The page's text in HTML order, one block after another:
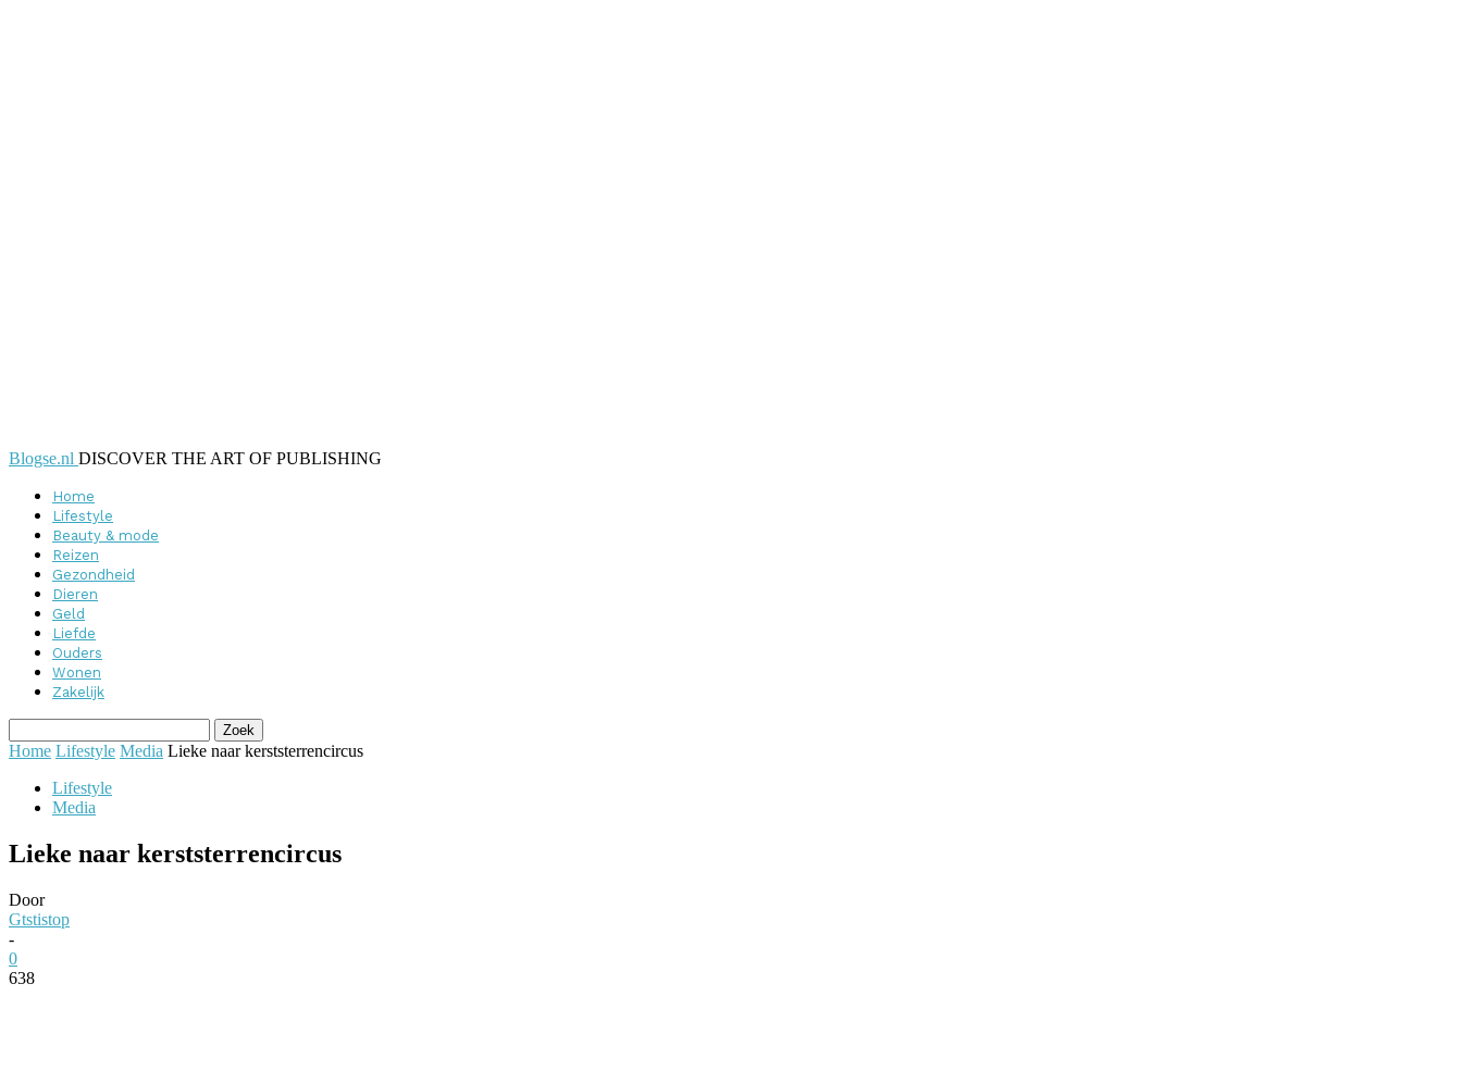
Blogse.nl DISCOVER THE ART OF PUBLISHING
Home
Lifestyle
Beauty & mode
Reizen
Gezondheid
Dieren
Geld
Liefde
Ouders
Wonen
Zakelijk
Home Lifestyle Media Lieke naar kerststerrencircus
Lifestyle
Media
Lieke naar kerststerrencircus
Door
Gtstistop
-
0
638